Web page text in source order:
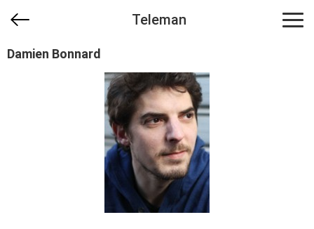
Teleman
Damien Bonnard